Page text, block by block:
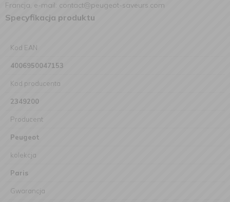
Francja, e-mail: contact@peugeot-saveurs.com
Specyfikacja produktu
Kod EAN
4006950047153
Kod producenta
2349200
Producent
Peugeot
kolekcja
Paris
Gwarancja